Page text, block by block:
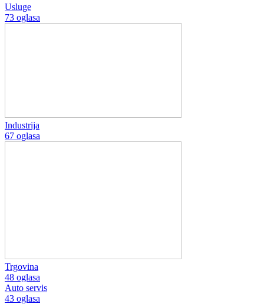
Usluge
73 oglasa
Industrija
67 oglasa
Trgovina
48 oglasa
Auto servis
43 oglasa